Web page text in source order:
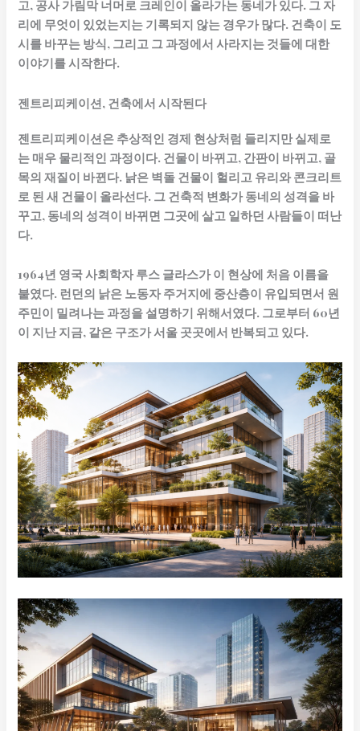
고, 공사 가림막 너머로 크레인이 올라가는 동네가 있다. 그 자
리에 무엇이 있었는지는 기록되지 않는 경우가 많다. 건축이 도
시를 바꾸는 방식, 그리고 그 과정에서 사라지는 것들에 대한
이야기를 시작한다.
젠트리피케이션, 건축에서 시작된다
젠트리피케이션은 추상적인 경제 현상처럼 들리지만 실제로
는 매우 물리적인 과정이다. 건물이 바뀌고, 간판이 바뀌고, 골
목의 재질이 바뀐다. 낡은 벽돌 건물이 헐리고 유리와 콘크리트
로 된 새 건물이 올라선다. 그 건축적 변화가 동네의 성격을 바
꾸고, 동네의 성격이 바뀌면 그곳에 살고 일하던 사람들이 떠난
다.
1964년 영국 사회학자 루스 글라스가 이 현상에 처음 이름을
붙였다. 런던의 낡은 노동자 주거지에 중산층이 유입되면서 원
주민이 밀려나는 과정을 설명하기 위해서였다. 그로부터 60년
이 지난 지금, 같은 구조가 서울 곳곳에서 반복되고 있다.